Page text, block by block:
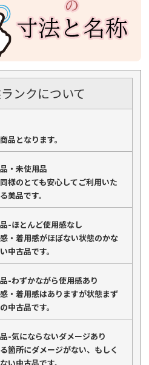
ンクについて
品となります。
・未使用品
様のとても安心してご利用いた
美品です。
-ほとんど使用感なし
・着用感がほぼない状態のかな
中古品です。
-わずかながら使用感あり
・着用感はありますが状態まず
中古品です。
-気にならないダメージあり
箇所にダメージがない、もしく
い中古品です。